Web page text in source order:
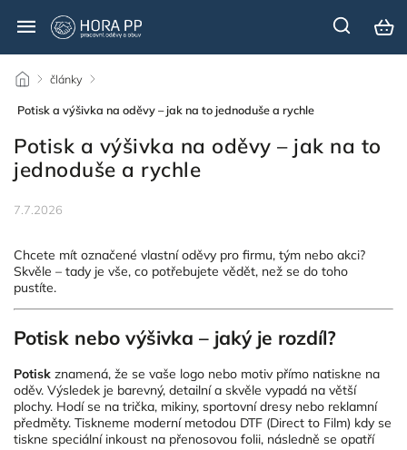
/ články /
Potisk a výšivka na oděvy – jak na to jednoduše a rychle
Potisk a výšivka na oděvy – jak na to
jednoduše a rychle
7.7.2026
Chcete mít označené vlastní oděvy pro firmu, tým nebo akci?
Skvěle – tady je vše, co potřebujete vědět, než se do toho
pustíte.
Potisk nebo výšivka – jaký je rozdíl?
Potisk znamená, že se vaše logo nebo motiv přímo natiskne na
oděv. Výsledek je barevný, detailní a skvěle vypadá na větší
plochy. Hodí se na trička, mikiny, sportovní dresy nebo reklamní
předměty. Tiskneme moderní metodou DTF (Direct to Film) kdy se
tiskne speciální inkoust na přenosovou folii, následně se opatří